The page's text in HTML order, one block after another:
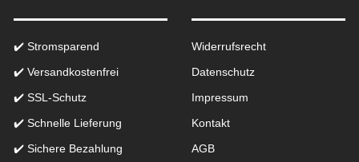
✔️ Stromsparend
✔️ Versandkostenfrei
✔️ SSL-Schutz
✔️ Schnelle Lieferung
✔️ Sichere Bezahlung
Widerrufsrecht
Datenschutz
Impressum
Kontakt
AGB